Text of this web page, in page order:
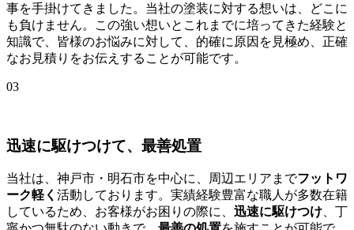
事を手掛けてきました。当社の塗装に対する想いは、どこに
も負けません。この強い想いとこれまでに培ってきた経験と
知識で、皆様のお悩みに対して、的確に原因を見極め、正確
なお見積りをお伝えすることが可能です。
03
迅速に駆けつけて、最善処置
当社は、神戸市・明石市を中心に、周辺エリアまでフットワ
ーク軽く 活動しております。実績経験豊富な職人が多数在籍
しているため、お客様がお困りの際に、 迅速に駆けつけ 、丁